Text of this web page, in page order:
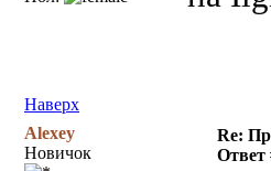
Наверх
Alexey
Новичок
Re:
Ответ